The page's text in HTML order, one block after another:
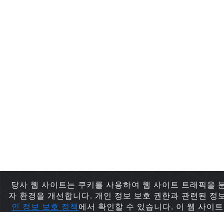
당사 웹 사이트는 쿠키를 사용하여 웹 사이트 트래픽을
자 환경을 개선합니다. 개인 정보 보호 권한과 관련된 정
인 정보 보호 정책에서 확인할 수 있습니다. 이 웹 사이